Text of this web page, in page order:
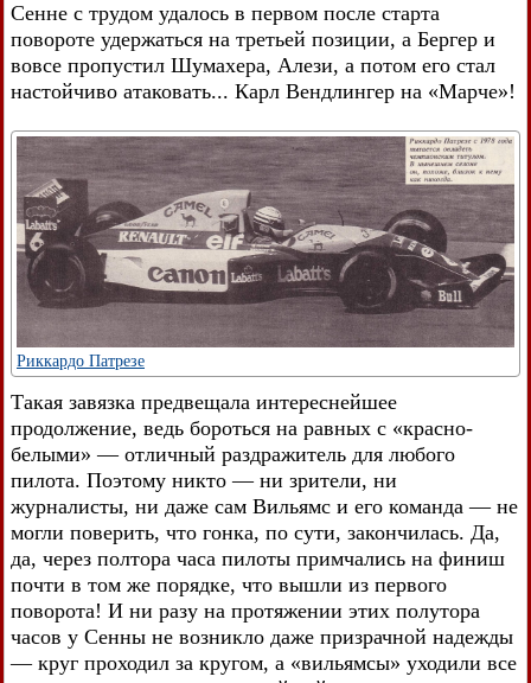
Сенне с трудом удалось в первом после старта
повороте удержаться на третьей позиции, а Бергер и
вовсе пропустил Шумахера, Алези, а потом его стал
настойчиво атаковать... Карл Вендлингер на «Марче»!
Риккардо Патрезе
Такая завязка предвещала интереснейшее
продолжение, ведь бороться на равных с «красно-
белыми» — отличный раздражитель для любого
пилота. Поэтому никто — ни зрители, ни
журналисты, ни даже сам Вильямс и его команда — не
могли поверить, что гонка, по сути, закончилась. Да,
да, через полтора часа пилоты примчались на финиш
почти в том же порядке, что вышли из первого
поворота! И ни разу на протяжении этих полутора
часов у Сенны не возникло даже призрачной надежды
— круг проходил за кругом, а «вильямсы» уходили все